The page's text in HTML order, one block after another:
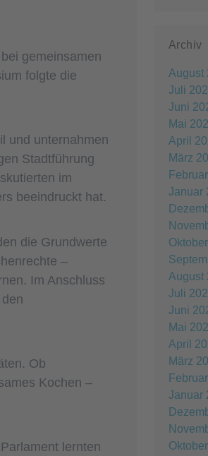
gemeinsamen
folgte die
und unternahmen
Stadtführung
im
beeindruckt hat.
die Grundwerte
–
Im Anschluss
Ob
Kochen –
lernten
Archiv
August
Juli
Juni
Mai
April
März
Januar
August
Juli
Juni
Mai
April
März
Januar